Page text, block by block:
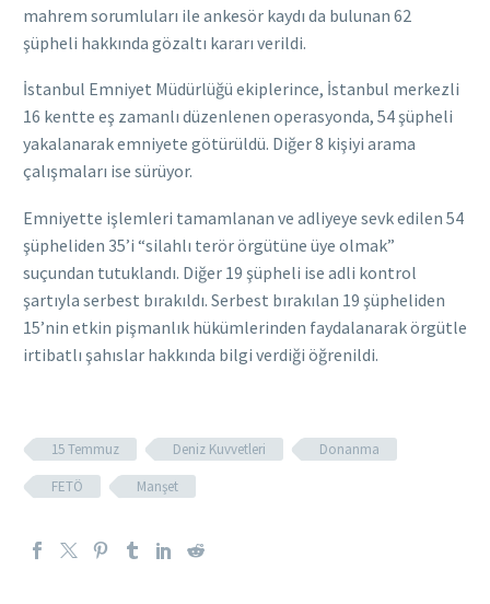
mahrem sorumluları ile ankesör kaydı da bulunan 62
şüpheli hakkında gözaltı kararı verildi.
İstanbul Emniyet Müdürlüğü ekiplerince, İstanbul merkezli
16 kentte eş zamanlı düzenlenen operasyonda, 54 şüpheli
yakalanarak emniyete götürüldü. Diğer 8 kişiyi arama
çalışmaları ise sürüyor.
Emniyette işlemleri tamamlanan ve adliyeye sevk edilen 54
şüpheliden 35’i “silahlı terör örgütüne üye olmak”
suçundan tutuklandı. Diğer 19 şüpheli ise adli kontrol
şartıyla serbest bırakıldı. Serbest bırakılan 19 şüpheliden
15’nin etkin pişmanlık hükümlerinden faydalanarak örgütle
irtibatlı şahıslar hakkında bilgi verdiği öğrenildi.
15 Temmuz Deniz Kuvvetleri
Donanma
FETÖ
Manşet